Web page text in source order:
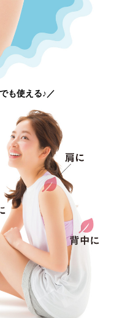
も使える♪／